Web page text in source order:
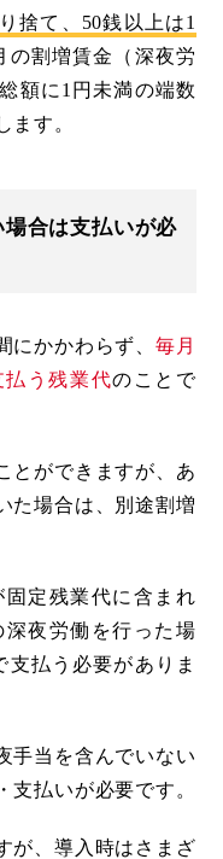
捨て、50銭以上は1
の割増賃金（深夜労
額に1円未満の端数
ます。
合は支払いが必
にかかわらず、 毎月
払う残業代のことで
とができますが、あ
た場合は、別途割増
定残業代に含まれ
夜労働を行った場
払う必要がありま
手当を含んでいない
払いが必要です。
が、導入時はさまざ